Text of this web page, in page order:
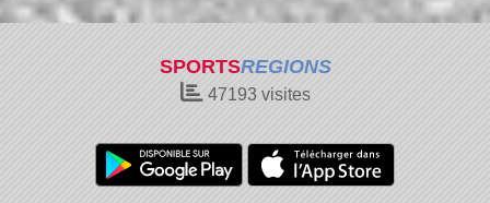
SPORTSREGIONS
47193visites